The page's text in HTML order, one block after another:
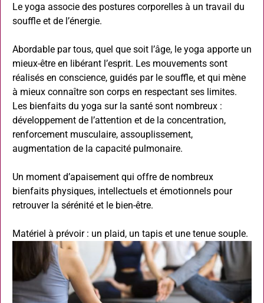
Le yoga associe des postures corporelles à un travail du
souffle et de l’énergie.
Abordable par tous, quel que soit l’âge, le yoga apporte un
mieux-être en libérant l’esprit. Les mouvements sont
réalisés en conscience, guidés par le souffle, et qui mène
à mieux connaître son corps en respectant ses limites.
Les bienfaits du yoga sur la santé sont nombreux :
développement de l’attention et de la concentration,
renforcement musculaire, assouplissement,
augmentation de la capacité pulmonaire.
Un moment d’apaisement qui offre de nombreux
bienfaits physiques, intellectuels et émotionnels pour
retrouver la sérénité et le bien-être.
Matériel à prévoir : un plaid, un tapis et une tenue souple.